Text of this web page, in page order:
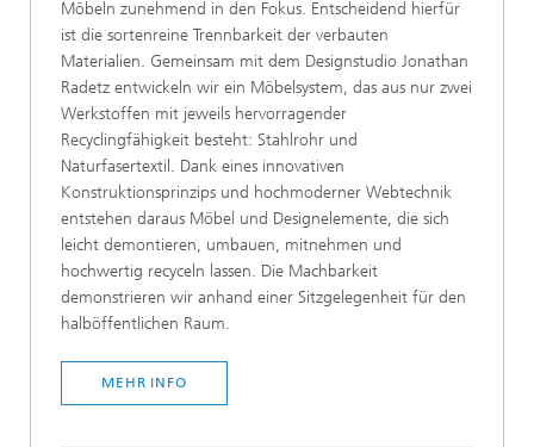
Möbeln zunehmend in den Fokus. Entscheidend hierfür
ist die sortenreine Trennbarkeit der verbauten
Materialien. Gemeinsam mit dem Designstudio Jonathan
Radetz entwickeln wir ein Möbelsystem, das aus nur zwei
Werkstoffen mit jeweils hervorragender
Recyclingfähigkeit besteht: Stahlrohr und
Naturfasertextil. Dank eines innovativen
Konstruktionsprinzips und hochmoderner Webtechnik
entstehen daraus Möbel und Designelemente, die sich
leicht demontieren, umbauen, mitnehmen und
hochwertig recyceln lassen. Die Machbarkeit
demonstrieren wir anhand einer Sitzgelegenheit für den
halböffentlichen Raum.
MEHR INFO